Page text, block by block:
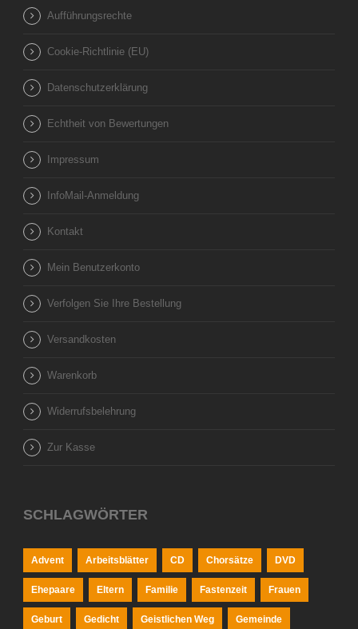
Aufführungsrechte
Cookie-Richtlinie (EU)
Datenschutzerklärung
Echtheit von Bewertungen
Impressum
InfoMail-Anmeldung
Kontakt
Mein Benutzerkonto
Verfolgen Sie Ihre Bestellung
Versandkosten
Warenkorb
Widerrufsbelehrung
Zur Kasse
SCHLAGWÖRTER
Advent Arbeitsblätter CD Chorsätze DVD
Ehepaare Eltern Familie Fastenzeit Frauen
Geburt Gedicht Geistlichen Weg Gemeinde